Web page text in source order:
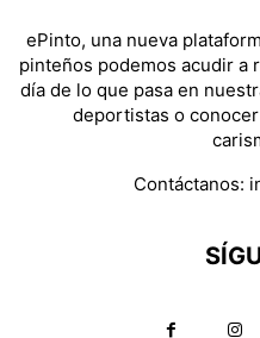
ePinto, una nueva
pinteños podemos acudir a
día de lo que pasa en
deportistas o
Contáctanos: